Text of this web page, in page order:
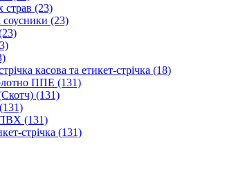
страв (23)
соусники (23)
касова та етикет-стрічка (18)
ППЕ (131)
(131)
ПВХ (131)
стрічка (131)